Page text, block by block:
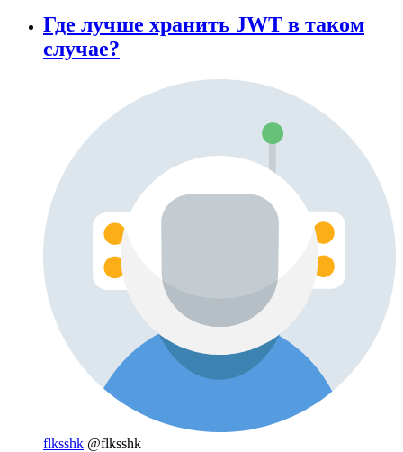
Где лучше хранить JWT в таком
случае?
flksshk @flksshk